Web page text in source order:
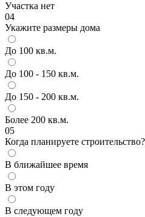
Участка нет
04
Укажите размеры дома
До 100 кв.м.
До 100 - 150 кв.м.
До 150 - 200 кв.м.
Более 200 кв.м.
05
Когда планируете строительство?
В ближайшее время
В этом году
В следующем году